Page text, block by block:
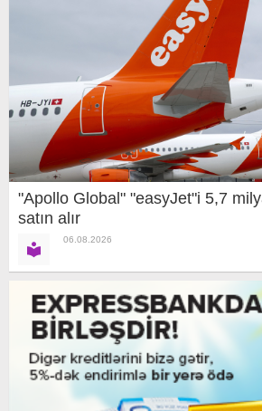
"Apollo Global" "easyJet"i 5,7
satın alır
06.08.2026